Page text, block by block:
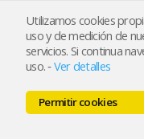
Utilizamos cookies
uso y de medición de
servicios. Si continua
uso.-Ver detalles
Permitir cookies